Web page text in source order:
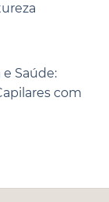
e Saúde:
com